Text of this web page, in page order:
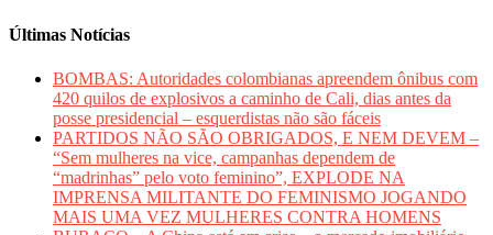
Últimas Notícias
BOMBAS: Autoridades colombianas apreendem ônibus com
420 quilos de explosivos a caminho de Cali, dias antes da
posse presidencial – esquerdistas não são fáceis
PARTIDOS NÃO SÃO OBRIGADOS, E NEM DEVEM –
“Sem mulheres na vice, campanhas dependem de
“madrinhas” pelo voto feminino”, EXPLODE NA
IMPRENSA MILITANTE DO FEMINISMO JOGANDO
MAIS UMA VEZ MULHERES CONTRA HOMENS